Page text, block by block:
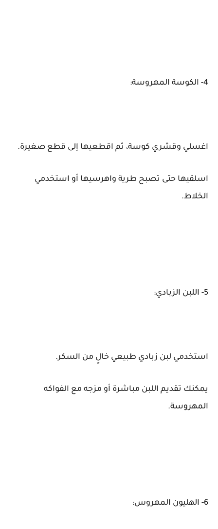
4- الكوسة المهروسة:
اغسلي وقشري كوسة، ثم اقطعيها إلى قطع صغيرة.
اسلقيها حتى تصبح طرية واهرسيها أو استخدمي
الخلاط.
5- اللبن الزبادي:
استخدمي لبن زبادي طبيعي خالٍ من السكر.
يمكنك تقديم اللبن مباشرة أو مزجه مع الفواكه
المهروسة.
6- الهليون المهروس: